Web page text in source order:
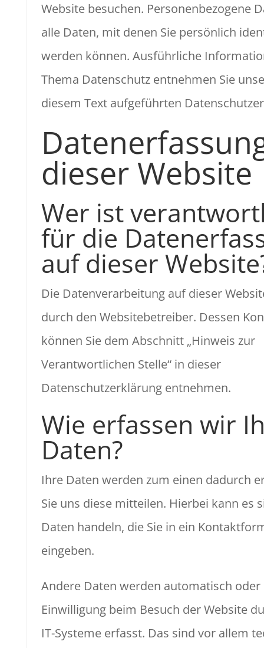
Website besuchen. Personenbezogene
alle Daten, mit denen Sie persönlich
werden können. Ausführliche
Thema Datenschutz entnehmen Sie
diesem Text aufgeführten
dieser Website
Wer ist
für die
auf dieser
Die Datenverarbeitung auf dieser
durch den Websitebetreiber. Dessen
können Sie dem Abschnitt „Hinweis zur
Verantwortlichen Stelle“ in dieser
Datenschutzerklärung entnehmen.
Wie erfassen wir
Daten?
Ihre Daten werden zum einen dadurch
Sie uns diese mitteilen. Hierbei kann es
Daten handeln, die Sie in ein
eingeben.
Andere Daten werden automatisch
Einwilligung beim Besuch der Website
IT-Systeme erfasst. Das sind vor allem